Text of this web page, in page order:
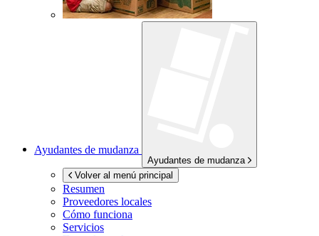
Ayudantes de mudanza
Ayudantes de mudanza
Volver al menú principal
Resumen
Proveedores locales
Cómo funciona
Servicios